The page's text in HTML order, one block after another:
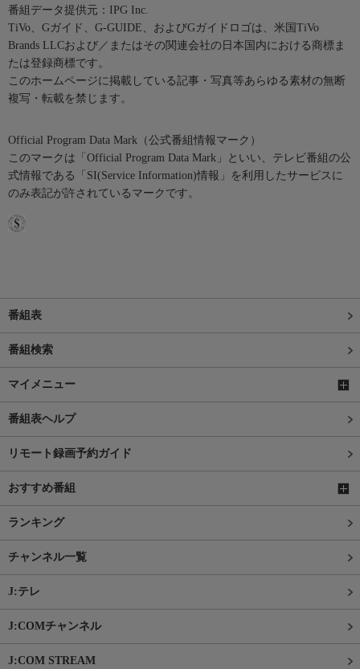
番組データ提供元：IPG Inc.
TiVo、Gガイド、G-GUIDE、およびGガイドロゴは、米国TiVo
Brands LLCおよび／またはその関連会社の日本国内における商標ま
たは登録商標です。
このホームページに掲載している記事・写真等あらゆる素材の無断
複写・転載を禁じます。
Official Program Data Mark（公式番組情報マーク）
このマークは「Official Program Data Mark」といい、テレビ番組の公
式情報である「SI(Service Information)情報」を利用したサービスに
のみ表記が許されているマークです。
番組表
番組検索
マイメニュー
番組表ヘルプ
リモート録画予約ガイド
おすすめ番組
ランキング
チャンネル一覧
J:テレ
J:COMチャンネル
J:COM STREAM